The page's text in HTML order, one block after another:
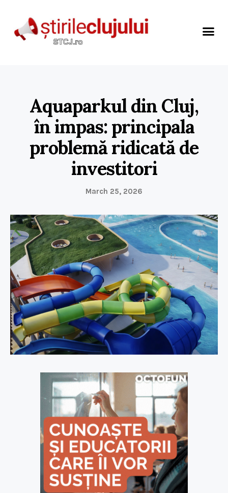
Aquaparkul din Cluj,
în impas: principala
problemă ridicată de
investitori
March 25, 2026